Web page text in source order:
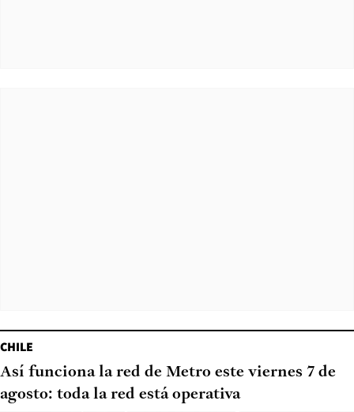
CHILE
Así funciona la red de Metro este viernes 7 de
agosto: toda la red está operativa